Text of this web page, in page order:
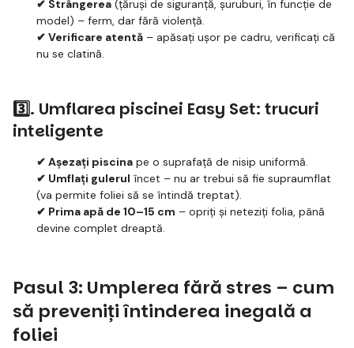
✔ Strângerea (țăruși de siguranță, șuruburi, în funcție de
model) – ferm, dar fără violență.
✔ Verificare atentă – apăsați ușor pe cadru, verificați că
nu se clatină.
3️⃣. Umflarea piscinei Easy Set: trucuri
inteligente
✔ Așezați piscina pe o suprafață de nisip uniformă.
✔ Umflați gulerul încet – nu ar trebui să fie supraumflat
(va permite foliei să se întindă treptat).
✔ Prima apă de 10–15 cm – opriți și neteziți folia, până
devine complet dreaptă.
Pasul 3: Umplerea fără stres – cum
să preveniți întinderea inegală a
foliei